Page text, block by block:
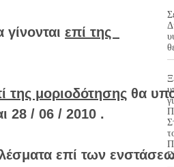
επί της
της μοριοδότησης θα
28 / 06 / 2010 .
επί των